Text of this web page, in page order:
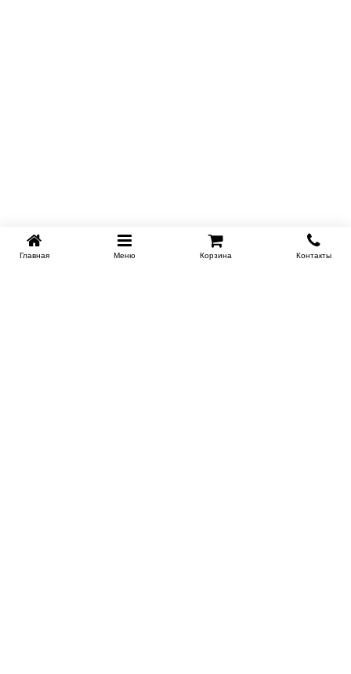
Главная Меню Корзина Контакты